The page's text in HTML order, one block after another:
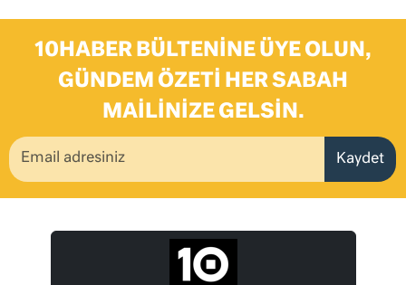
10HABER BÜLTENINE ÜYE OLUN,
GÜNDEM ÖZETI HER SABAH
MAILINIZE GELSIN.
Kaydet